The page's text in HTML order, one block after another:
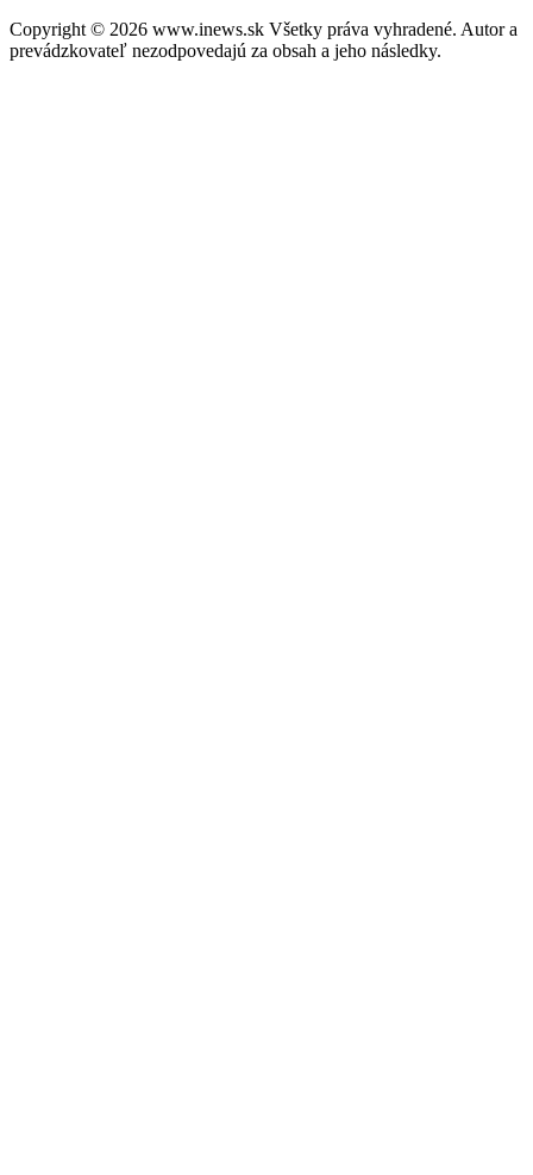
Copyright © 2026 www.inews.sk Všetky práva vyhradené. Autor a
prevádzkovateľ nezodpovedajú za obsah a jeho následky.